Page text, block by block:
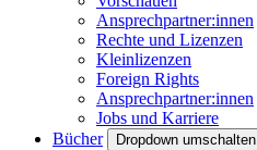
Ansprechpartner:innen
Rechte und Lizenzen
Kleinlizenzen
Foreign Rights
Ansprechpartner:innen
Jobs und Karriere
Bücher
Dropdown umschalten